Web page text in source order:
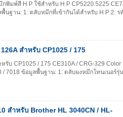
พิมพ์สี H P ใช้สำหรับ H P CP5220 5225
นฐาน: 1: ตลับหมึกที่เข้ากันได้สำหรับ H P 2:
สำหรับ CP1025 / 175
บ CP1025 / 175 CE310A / CRG-329 Color
/ 7018 ข้อมูลพื้นฐาน: 1: ตลับผงหมึกโทนเนอร์รุ่
สำหรับ Brother HL 3040CN / HL-